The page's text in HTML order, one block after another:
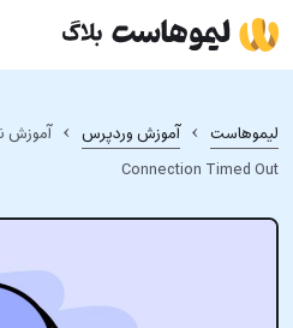
Skip
to
content
لیموهاست › آموزش وردپرس ›
Connection Timed Out